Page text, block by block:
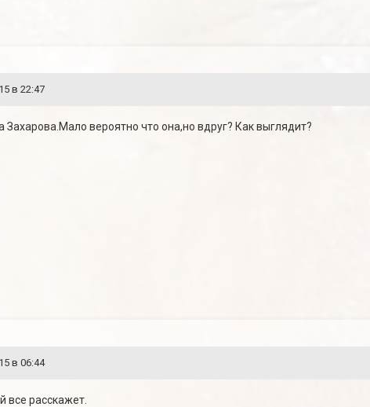
в 22:47
Захарова.Мало вероятно что она,но вдруг? Как выглядит?
в 06:44
все расскажет.